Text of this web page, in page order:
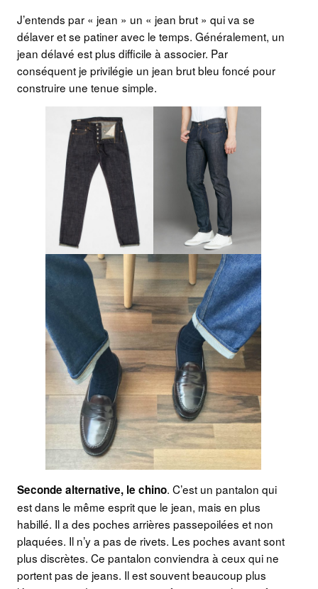
J’entends par « jean » un « jean brut » qui va se
délaver et se patiner avec le temps. Généralement, un
jean délavé est plus difficile à associer. Par
conséquent je privilégie un jean brut bleu foncé pour
construire une tenue simple.
Seconde alternative, le chino. C’est un pantalon qui
est dans le même esprit que le jean, mais en plus
habillé. Il a des poches arrières passepoilées et non
plaquées. Il n’y a pas de rivets. Les poches avant sont
plus discrètes. Ce pantalon conviendra à ceux qui ne
portent pas de jeans. Il est souvent beaucoup plus